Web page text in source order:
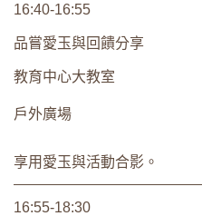
16:40-16:55
品嘗愛玉與回饋分享
教育中心大教室
戶外廣場
享用愛玉與活動合影。
16:55-18:30